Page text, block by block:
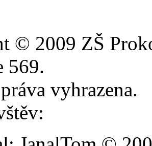
© 2009 ZŠ
569.
vyhrazena.